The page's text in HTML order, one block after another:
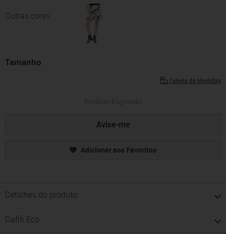
Outras cores
Tamanho
Tabela de Medidas
Avise-me
Adicionar aos Favoritos
Detalhes do produto
Dafiti Eco